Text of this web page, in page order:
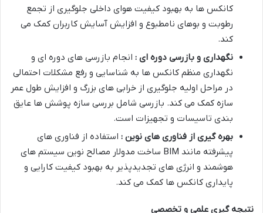
کانکس ها به بهبود کیفیت هوای داخلی جلوگیری از تجمع
رطوبت و بوهای نامطبوع و افزایش آسایش کاربران کمک می
کند.
نگهداری و بازرسی دوره ای : انجام بازرسی های دوره ای و
نگهداری منظم کانکس ها به شناسایی و رفع مشکلات احتمالی
در مراحل اولیه جلوگیری از خرابی های بزرگ و افزایش طول عمر
سازه کمک می کند. بازرسی شامل بررسی سازه پوشش ها عایق
بندی تاسیسات و تجهیزات است.
بهره گیری از فناوری های نوین : استفاده از فناوری های
پیشرفته مانند BIM ساخت مدولار مصالح نوین سیستم های
هوشمند و انرژی های تجدیدپذیر به بهبود کیفیت کارایی و
پایداری کانکس ها کمک می کند.
نتیجه گیری علمی و تخصصی